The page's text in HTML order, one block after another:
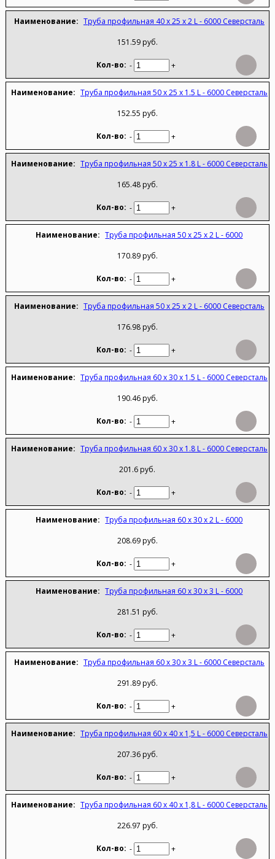
Труба профильная 40 х 25 х 2 L - 6000 Северсталь
151.59 руб.
- +
Труба профильная 50 х 25 х 1.5 L - 6000 Северсталь
152.55 руб.
- +
Труба профильная 50 х 25 х 1.8 L - 6000 Северсталь
165.48 руб.
- +
Труба профильная 50 х 25 х 2 L - 6000
170.89 руб.
- +
Труба профильная 50 х 25 х 2 L - 6000 Северсталь
176.98 руб.
- +
Труба профильная 60 х 30 х 1.5 L - 6000 Северсталь
190.46 руб.
- +
Труба профильная 60 х 30 х 1.8 L - 6000 Северсталь
201.6 руб.
- +
Труба профильная 60 х 30 х 2 L - 6000
208.69 руб.
- +
Труба профильная 60 х 30 х 3 L - 6000
281.51 руб.
- +
Труба профильная 60 х 30 х 3 L - 6000 Северсталь
291.89 руб.
- +
Труба профильная 60 х 40 х 1,5 L - 6000 Северсталь
207.36 руб.
- +
Труба профильная 60 х 40 х 1,8 L - 6000 Северсталь
226.97 руб.
- +